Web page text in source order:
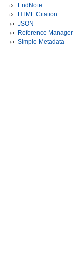
EndNote
HTML Citation
JSON
Reference Manager
Simple Metadata